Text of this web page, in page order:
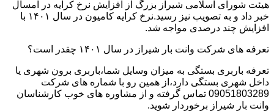
هیئت شورای اسلامی شیراز بزرگ از افزایش نرخ کرایه در امسال
خبر داد و به تصویب نیز رسید.نرخ کرایه کامیون در سال ۱۴۰۱ با
افزایش چند درصدی مواجه شد.
تعرفه های شرکت وانت بار شیراز در سال ۱۴۰۱ چقدر است؟
تعرفه باربری بستگی به میزان وسایل شما،باربری برون شهری یا
داخل شهری بستگی دارد،از همین رو با شماره های شرکت
09051803289 تماس گرفته و از مشاوره های خوب کارشناسان
وانت بار شیراز برخوردار شوید.